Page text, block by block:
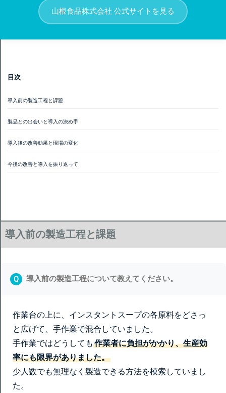
山根食品株式会社 公式サイトを見る
目次
導入前の製造工程と課題
製品との出会いと導入の決め手
導入後の改善効果と現場の変化
今後の改善と導入を振り返って
導入前の製造工程と課題
Q 導入前の製造工程について教えてください。
作業台の上に、インスタントスープの各原料をどさっ
と広げて、手作業で混合していました。
手作業ではどうしても 作業者に負担がかかり、生産効
率にも限界がありました。
少人数でも無理なく製造できる方法を模索していまし
た。